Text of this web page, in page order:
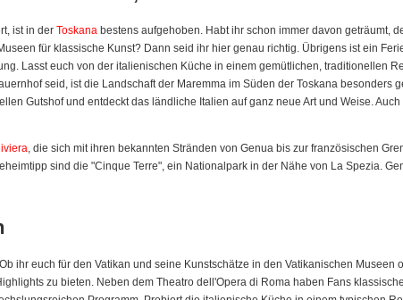
ist in der Toskana bestens aufgehoben. Habt ihr schon immer davon geträumt,
für klassische Kunst? Dann seid ihr hier genau richtig. Übrigens ist ein
Lasst euch von der italienischen Küche in einem gemütlichen, traditionellen
seid, ist die Landschaft der Maremma im Süden der Toskana besonders
Gutshof und entdeckt das ländliche Italien auf ganz neue Art und Weise.
, die sich mit ihren bekannten Stränden von Genua bis zur französischen
sind die "Cinque Terre", ein Nationalpark in der Nähe von La Spezia.
ihr euch für den Vatikan und seine Kunstschätze in den Vatikanischen Museen
zu bieten. Neben dem Theatro dell'Opera di Roma haben Fans